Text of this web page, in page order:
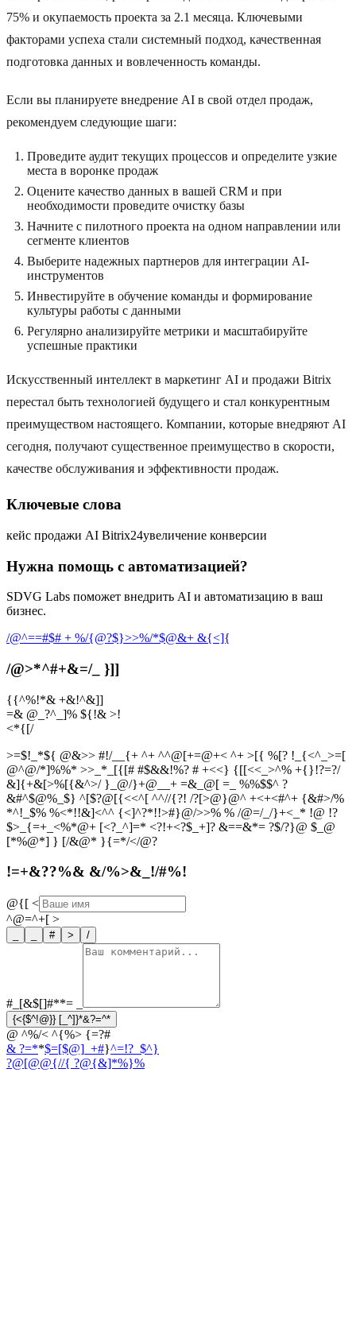
75% и окупаемость проекта за 2.1 месяца. Ключевыми
факторами успеха стали системный подход, качественная
подготовка данных и вовлеченность команды.
Если вы планируете внедрение AI в свой отдел продаж,
рекомендуем следующие шаги:
Проведите аудит текущих процессов и определите узкие
места в воронке продаж
Оцените качество данных в вашей CRM и при
необходимости проведите очистку базы
Начните с пилотного проекта на одном направлении или
сегменте клиентов
Выберите надежных партнеров для интеграции AI-
инструментов
Инвестируйте в обучение команды и формирование
культуры работы с данными
Регулярно анализируйте метрики и масштабируйте
успешные практики
Искусственный интеллект в маркетинг AI и продажи Bitrix
перестал быть технологией будущего и стал конкурентным
преимуществом настоящего. Компании, которые внедряют AI
сегодня, получают существенное преимущество в скорости,
качестве обслуживания и эффективности продаж.
Ключевые слова
кейс продажи AI Bitrix24увеличение конверсии
Нужна помощь с автоматизацией?
SDVG Labs поможет внедрить AI и автоматизацию в ваш
бизнес.
/@^==#$# + %/{@?$}>>%/*$@&+ &{<]{
/@>*^#+&=/_ }]]
{{^%!*& +&!^&]]
=& @_?^_]% ${!& >!
<*{[/
>=$!_*${ @&>> #!/__{+ ^+ ^^@[+=@+< ^+ >[{ %[? !_{<^_>=[
@^@/*]%%* >>_*_[{[# #$&&!%? # +<<} {[[<<_>^% +{}!?=?/
&]{+&[>%[{&^>/ }_@/}+@__+ =&_@[ =_ %%$$^ ?
&#^$@%_$} ^[$?@[{<<^[ ^^//{?! /?[>@}@^ +<+<#^+ {&#>/%
*^!_$% %<*!!&]<^^ {<]^?*!!>#}@/>>% % /@=/_/}+<_* !@ !?
$>_{=+_<%*@+ [<?_^]=* <?!+<?$_+]? &==&*= ?$/?}@ $_@
[*%@*] } [/&@* }{=*/</@?
!=+&??%& &/%>&_!/#%!
@{[ <
^@=^+[ >
# > /
#_[&$[]#**=
{<{$^!@}} [_^]}*&?=^*
@ ^%/< ^{%> {=?#
& ?=**$=[$@]_+#}^=!?_$^}
?@[@@{//{ ?@{&]*%}%